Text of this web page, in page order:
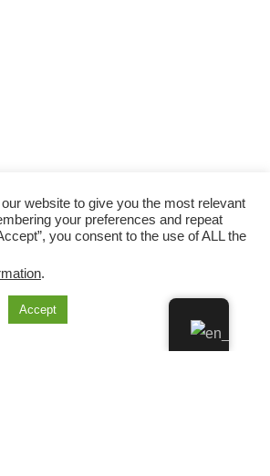
website to give you the most relevant
your preferences and repeat
you consent to the use of ALL the
.
Accept